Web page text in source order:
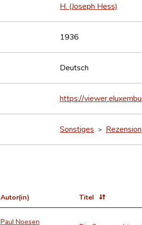
H. (Joseph Hess)
1936
Deutsch
https://
Sonstiges >
Autor(in) Titel
Paul Noesen